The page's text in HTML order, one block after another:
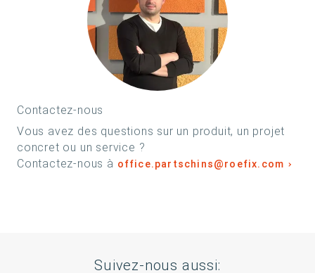
Contactez-nous
Vous avez des questions sur un produit, un projet
concret ou un service ?
Contactez-nous à office.partschins@roefix.com
Suivez-nous aussi: